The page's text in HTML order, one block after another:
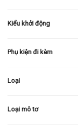
Kiểu khởi động
Phụ kiện đi kèm
Loại
Loại mô tơ